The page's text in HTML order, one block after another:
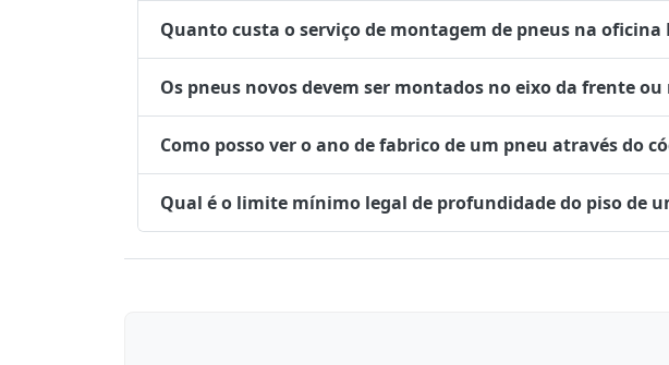
Quanto custa o serviço de montagem de pneus na oficina
Os pneus novos devem ser montados no eixo da frente
Como posso ver o ano de fabrico de um pneu através do
Qual é o limite mínimo legal de profundidade do piso de